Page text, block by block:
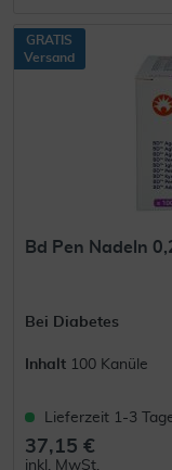
GRATIS
Versand
Bd Pen Nadeln
Bei Diabetes
Inhalt 100 Kanüle
Lieferzeit 1-3
37,15 €
inkl. MwSt.